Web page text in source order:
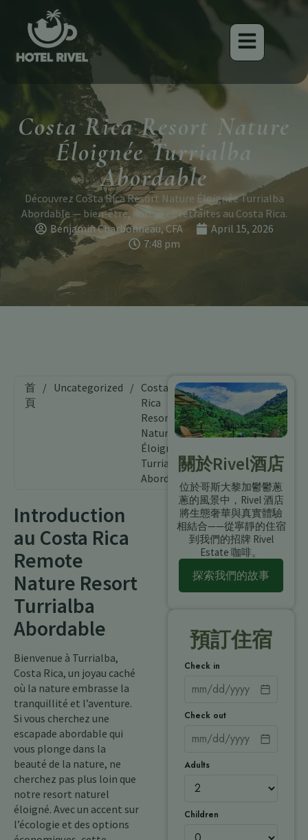
Costa Rica Resort Nature
Éloignée Turrialba
Abordable
Découvrez Costa Rica Resort Nature Éloignée Turrialba
Abordable — bien-être, nature et retraites au Costa Rica.
Benjamin Charbonneau, CFA
April 15, 2026
7:48 pm
首
頁
/ Uncategorized / Costa
Rica
Resort
Nature
Éloignée
Turrialba
Abordable
Introduction
au Costa Rica
Remote
Nature Resort
Turrialba
Abordable
Bienvenue à Turrialba,
Costa Rica, un joyau caché
où la nature embrasse la
tranquillité et l’aventure.
Si vous cherchez une
escapade abordable qui
vous plonge dans la
beauté de la nature, ne
cherchez pas plus loin que
notre resort naturel
éloigné. Avec un accent sur
l’écologie et des options
關於Rivel酒店
位於哥斯大黎加鬱鬱蔥
蔥的風景中，Rivel 酒店
將生態奢華與真實體驗
相結合——從寧靜的住宿
到我們的招牌 Rivel
Estate 咖啡。
探索我們的故事
預訂住宿
Check in
Check out
Adults
Children